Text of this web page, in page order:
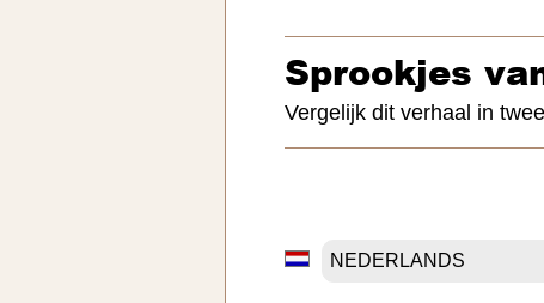
Sprookjes
Vergelijk dit verhaal in